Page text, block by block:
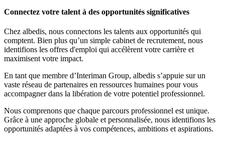
Connectez votre talent à des opportunités significatives
Chez albedis, nous connectons les talents aux opportunités qui
comptent. Bien plus qu’un simple cabinet de recrutement, nous
identifions les offres d'emploi qui accélèrent votre carrière et
maximisent votre impact.
En tant que membre d’Interiman Group, albedis s’appuie sur un
vaste réseau de partenaires en ressources humaines pour vous
accompagner dans la libération de votre potentiel professionnel.
Nous comprenons que chaque parcours professionnel est unique.
Grâce à une approche globale et personnalisée, nous identifions les
opportunités adaptées à vos compétences, ambitions et aspirations.